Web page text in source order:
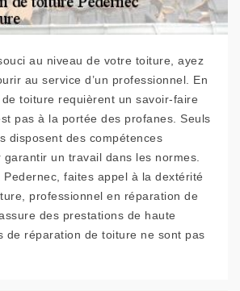
au niveau de votre toiture, ayez
au service d’un professionnel. En
toiture requièrent un savoir-faire
pas à la portée des profanes. Seuls
disposent des compétences
un travail dans les normes.
Pedernec, faites appel à la dextérité
professionnel en réparation de
des prestations de haute
de réparation de toiture ne sont pas